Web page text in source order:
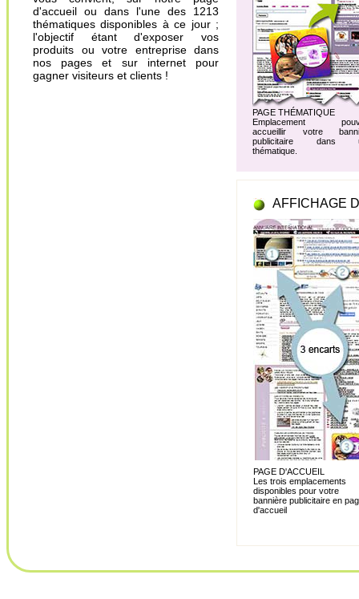
d'accueil ou dans l'une des 1213
thématiques disponibles à ce jour ;
l'objectif étant d'exposer vos
produits ou votre entreprise dans
nos pages et sur internet pour
gagner visiteurs et clients !
PAGE THÉMATIQUE
Emplacement
accueillir votre
publicitaire dans
thématique.
AFFICHAGE
PAGE D'ACCUEIL
Les trois emplacements
disponibles pour votre
bannière publicitaire en
d'accueil